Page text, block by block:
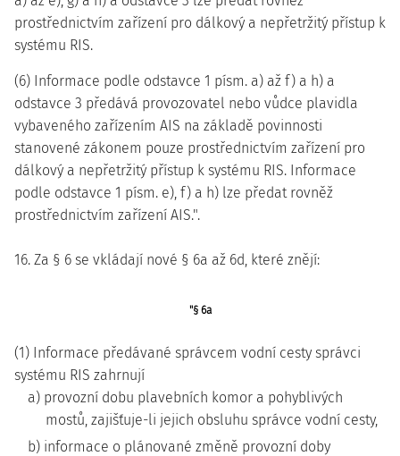
prostřednictvím zařízení pro dálkový a nepřetržitý přístup k
systému RIS.
(6) Informace podle odstavce 1 písm. a) až f) a h) a
odstavce 3 předává provozovatel nebo vůdce plavidla
vybaveného zařízením AIS na základě povinnosti
stanovené zákonem pouze prostřednictvím zařízení pro
dálkový a nepřetržitý přístup k systému RIS. Informace
podle odstavce 1 písm. e), f) a h) lze předat rovněž
prostřednictvím zařízení AIS.".
16. Za § 6 se vkládají nové § 6a až 6d, které znějí:
"§ 6a
(1) Informace předávané správcem vodní cesty správci
systému RIS zahrnují
a) provozní dobu plavebních komor a pohyblivých
mostů, zajišťuje-li jejich obsluhu správce vodní cesty,
b) informace o plánované změně provozní doby